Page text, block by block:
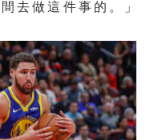
去做這件事的。」